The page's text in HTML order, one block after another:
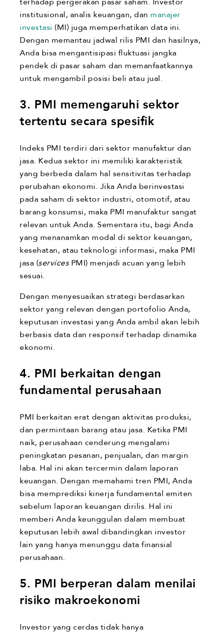
institusional, analis keuangan, dan manajer
investasi (MI) juga memperhatikan data ini.
Dengan memantau jadwal rilis PMI dan hasilnya,
Anda bisa mengantisipasi fluktuasi jangka
pendek di pasar saham dan memanfaatkannya
untuk mengambil posisi beli atau jual.
3. PMI memengaruhi sektor
tertentu secara spesifik
Indeks PMI terdiri dari sektor manufaktur dan
jasa. Kedua sektor ini memiliki karakteristik
yang berbeda dalam hal sensitivitas terhadap
perubahan ekonomi. Jika Anda berinvestasi
pada saham di sektor industri, otomotif, atau
barang konsumsi, maka PMI manufaktur sangat
relevan untuk Anda. Sementara itu, bagi Anda
yang menanamkan modal di sektor keuangan,
kesehatan, atau teknologi informasi, maka PMI
jasa (servicesPMI) menjadi acuan yang lebih
sesuai.
Dengan menyesuaikan strategi berdasarkan
sektor yang relevan dengan portofolio Anda,
keputusan investasi yang Anda ambil akan lebih
berbasis data dan responsif terhadap dinamika
ekonomi.
4. PMI berkaitan dengan
fundamental perusahaan
PMI berkaitan erat dengan aktivitas produksi,
dan permintaan barang atau jasa. Ketika PMI
naik, perusahaan cenderung mengalami
peningkatan pesanan, penjualan, dan margin
laba. Hal ini akan tercermin dalam laporan
keuangan. Dengan memahami tren PMI, Anda
bisa memprediksi kinerja fundamental emiten
sebelum laporan keuangan dirilis. Hal ini
memberi Anda keunggulan dalam membuat
keputusan lebih awal dibandingkan investor
lain yang hanya menunggu data finansial
perusahaan.
5. PMI berperan dalam menilai
risiko makroekonomi
Investor yang cerdas tidak hanya